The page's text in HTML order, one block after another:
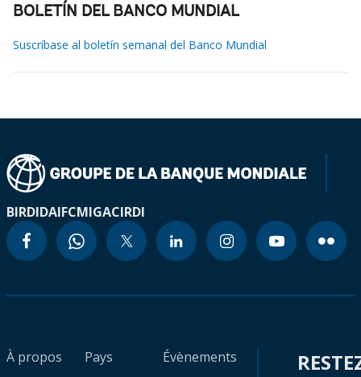
BOLETÍN DEL BANCO MUNDIAL
Suscríbase al boletín semanal del Banco Mundial
BIRDIDAIFCMIGACIRDI
À propos
Pays
Évènements